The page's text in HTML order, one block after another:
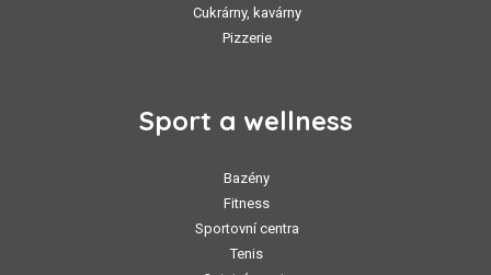
Cukrárny, kavárny
Pizzerie
Sport a wellness
Bazény
Fitness
Sportovní centra
Tenis